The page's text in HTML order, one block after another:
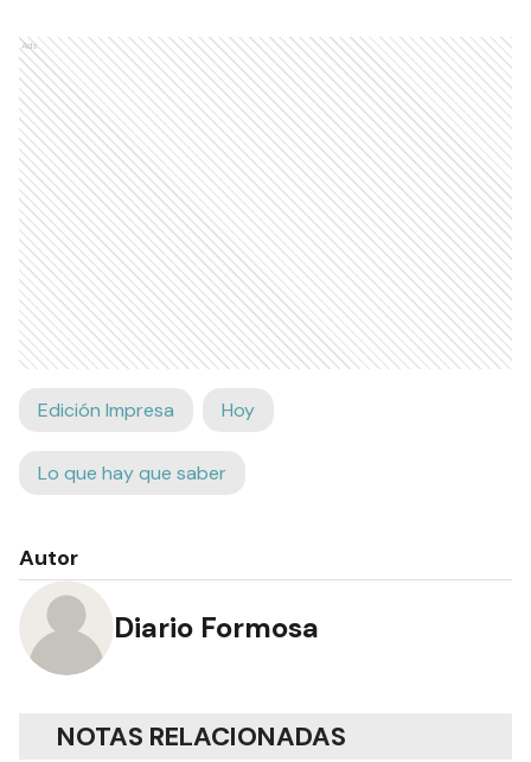
Ads
Edición Impresa Hoy
Lo que hay que saber
Autor
Diario Formosa
NOTAS RELACIONADAS